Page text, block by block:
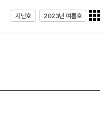
전체메
열기
지난호 2023년 여름호